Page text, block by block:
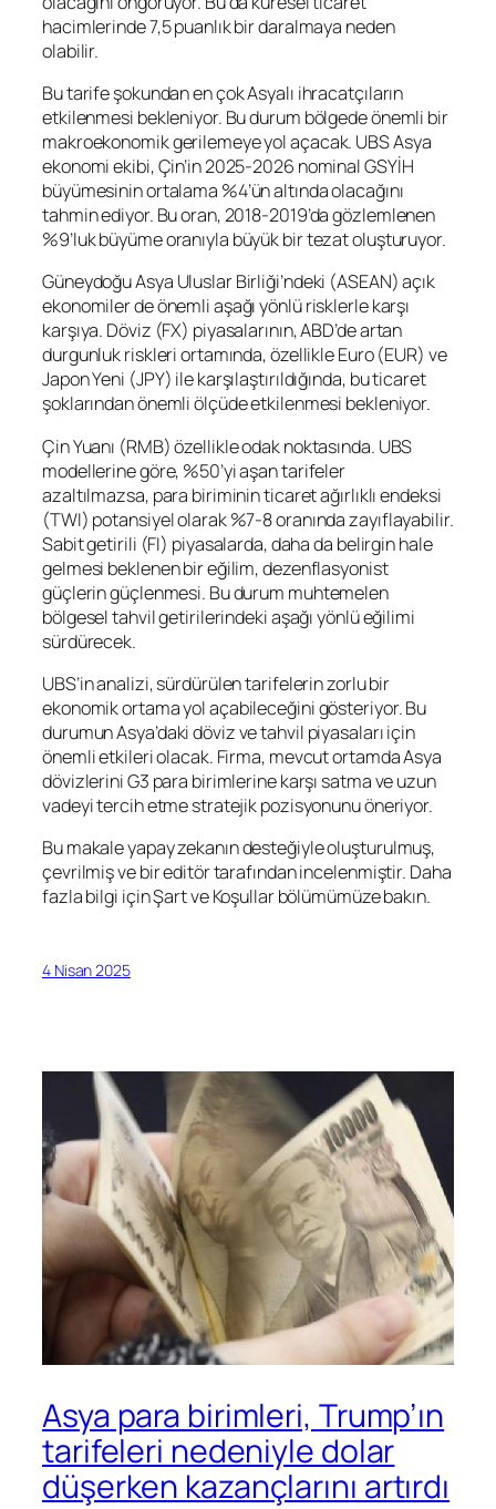
hacimlerinde 7,5 puanlık bir daralmaya neden
olabilir.
Bu tarife şokundan en çok Asyalı ihracatçıların
etkilenmesi bekleniyor. Bu durum bölgede önemli bir
makroekonomik gerilemeye yol açacak. UBS Asya
ekonomi ekibi, Çin’in 2025-2026 nominal GSYİH
büyümesinin ortalama %4’ün altında olacağını
tahmin ediyor. Bu oran, 2018-2019’da gözlemlenen
%9’luk büyüme oranıyla büyük bir tezat oluşturuyor.
Güneydoğu Asya Uluslar Birliği’ndeki (ASEAN) açık
ekonomiler de önemli aşağı yönlü risklerle karşı
karşıya. Döviz (FX) piyasalarının, ABD’de artan
durgunluk riskleri ortamında, özellikle Euro (EUR) ve
Japon Yeni (JPY) ile karşılaştırıldığında, bu ticaret
şoklarından önemli ölçüde etkilenmesi bekleniyor.
Çin Yuanı (RMB) özellikle odak noktasında. UBS
modellerine göre, %50’yi aşan tarifeler
azaltılmazsa, para biriminin ticaret ağırlıklı endeksi
(TWI) potansiyel olarak %7-8 oranında zayıflayabilir.
Sabit getirili (FI) piyasalarda, daha da belirgin hale
gelmesi beklenen bir eğilim, dezenflasyonist
güçlerin güçlenmesi. Bu durum muhtemelen
bölgesel tahvil getirilerindeki aşağı yönlü eğilimi
sürdürecek.
UBS’in analizi, sürdürülen tarifelerin zorlu bir
ekonomik ortama yol açabileceğini gösteriyor. Bu
durumun Asya’daki döviz ve tahvil piyasaları için
önemli etkileri olacak. Firma, mevcut ortamda Asya
dövizlerini G3 para birimlerine karşı satma ve uzun
vadeyi tercih etme stratejik pozisyonunu öneriyor.
Bu makale yapay zekanın desteğiyle oluşturulmuş,
çevrilmiş ve bir editör tarafından incelenmiştir. Daha
fazla bilgi için Şart ve Koşullar bölümümüze bakın.
4 Nisan 2025
Asya para birimleri, Trump’ın
tarifeleri nedeniyle dolar
düşerken kazançlarını artırdı